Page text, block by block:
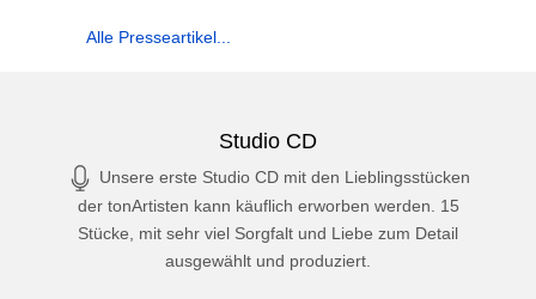
Alle Presseartikel...
Studio CD
Unsere erste Studio CD mit den Lieblingsstücken
der tonArtisten kann käuflich erworben werden. 15
Stücke, mit sehr viel Sorgfalt und Liebe zum Detail
ausgewählt und produziert.